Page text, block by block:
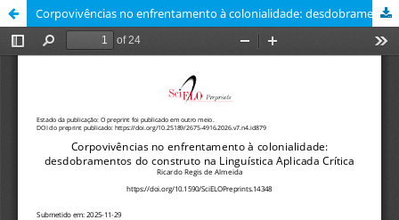
Corpovivências no enfrentamento à colonialidade: desdobramentos do construto na Linguística Aplicada Crítica